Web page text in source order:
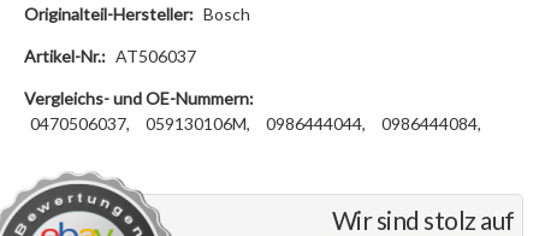
Wir sind stolz auf
Originalteil-Hersteller: Bosch
Artikel-Nr.: AT506037
Vergleichs- und OE-Nummern:
0470506037,
059130106M, 0986444044, 0986444084,